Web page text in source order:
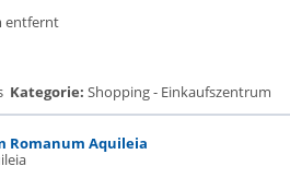
entfernt
Kategorie: Shopping - Einkaufszentrum
Romanum Aquileia